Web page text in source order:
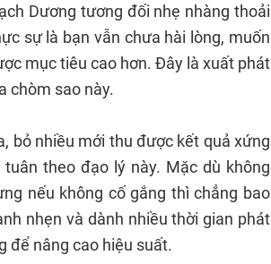
Dương tương đối nhẹ nhàng thoải
sự là bạn vẫn chưa hài lòng, muốn
mục tiêu cao hơn. Đây là xuất phát
chòm sao này.
bỏ nhiều mới thu được kết quả xứng
theo đạo lý này. Mặc dù không
nếu không cố gắng thì chẳng bao
nhẹn và dành nhiều thời gian phát
để nâng cao hiệu suất.